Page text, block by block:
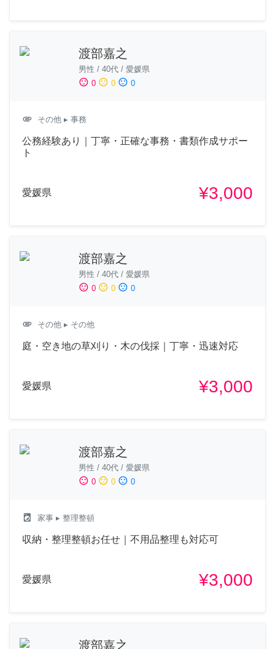
渡部嘉之
男性 / 40代 / 愛媛県
sentiment_satisfied 0 sentiment_neutral 0 sentiment_dissatisfied 0
attachment その他 ▸ 事務
公務経験あり｜丁寧・正確な事務・書類作成サポー
ト
愛媛県 ¥3,000
渡部嘉之
男性 / 40代 / 愛媛県
sentiment_satisfied 0 sentiment_neutral 0 sentiment_dissatisfied 0
attachment その他 ▸ その他
庭・空き地の草刈り・木の伐採｜丁寧・迅速対応
愛媛県 ¥3,000
渡部嘉之
男性 / 40代 / 愛媛県
sentiment_satisfied 0 sentiment_neutral 0 sentiment_dissatisfied 0
local_laundry_service 家事 ▸ 整理整頓
収納・整理整頓お任せ｜不用品整理も対応可
愛媛県 ¥3,000
渡部嘉之